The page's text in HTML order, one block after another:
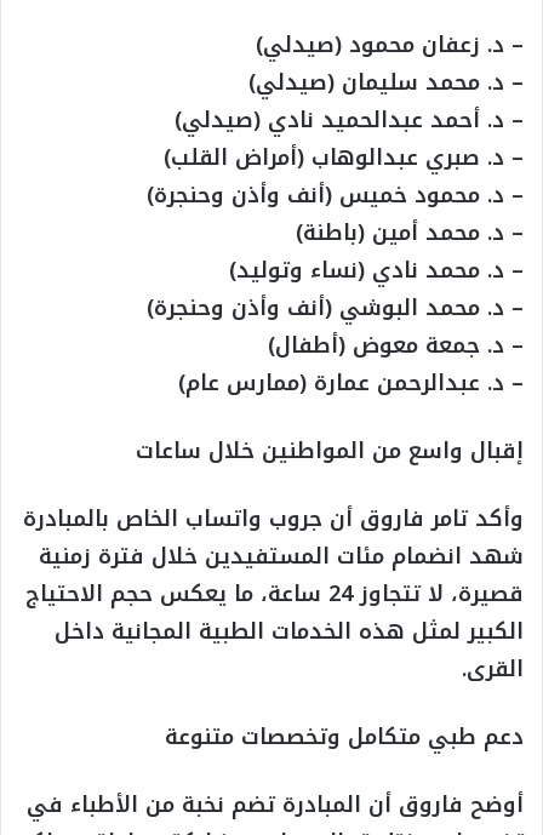
– د. زعفان محمود (صيدلي)
– د. محمد سليمان (صيدلي)
– د. أحمد عبدالحميد نادي (صيدلي)
– د. صبري عبدالوهاب (أمراض القلب)
– د. محمود خميس (أنف وأذن وحنجرة)
– د. محمد أمين (باطنة)
– د. محمد نادي (نساء وتوليد)
– د. محمد البوشي (أنف وأذن وحنجرة)
– د. جمعة معوض (أطفال)
– د. عبدالرحمن عمارة (ممارس عام)
إقبال واسع من المواطنين خلال ساعات
وأكد تامر فاروق أن جروب واتساب الخاص بالمبادرة
شهد انضمام مئات المستفيدين خلال فترة زمنية
قصيرة، لا تتجاوز 24 ساعة، ما يعكس حجم الاحتياج
الكبير لمثل هذه الخدمات الطبية المجانية داخل
القرى.
دعم طبي متكامل وتخصصات متنوعة
أوضح فاروق أن المبادرة تضم نخبة من الأطباء في